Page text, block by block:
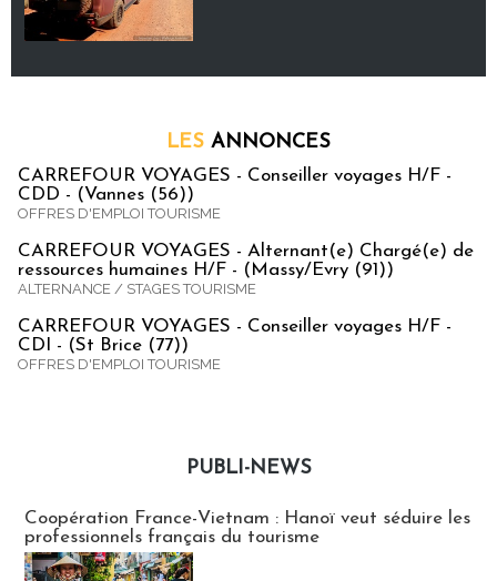
LES ANNONCES
CARREFOUR VOYAGES - Conseiller voyages H/F -
CDD - (Vannes (56))
OFFRES D'EMPLOI TOURISME
CARREFOUR VOYAGES - Alternant(e) Chargé(e) de
ressources humaines H/F - (Massy/Evry (91))
ALTERNANCE / STAGES TOURISME
CARREFOUR VOYAGES - Conseiller voyages H/F -
CDI - (St Brice (77))
OFFRES D'EMPLOI TOURISME
PUBLI-NEWS
Coopération France-Vietnam : Hanoï veut séduire les
professionnels français du tourisme